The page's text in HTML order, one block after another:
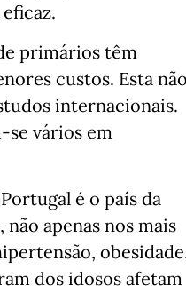
primários têm
custos. Esta
internacionais.
se vários em
é o país da
apenas nos mais
dos idosos afetam